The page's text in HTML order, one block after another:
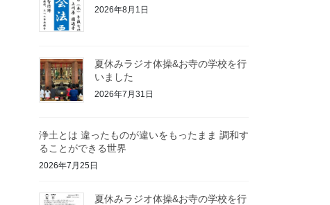
2026年8月1日
夏休みラジオ体操&お寺の学校を行
いました
2026年7月31日
浄土とは 違ったものが違いをもったまま 調和す
ることができる世界
2026年7月25日
夏休みラジオ体操&お寺の学校を行